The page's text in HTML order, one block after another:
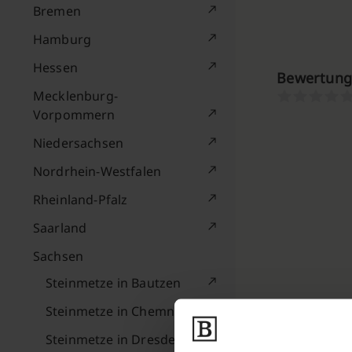
Bremen
Hamburg
Hessen
Mecklenburg-
Vorpommern
Niedersachsen
Nordrhein-Westfalen
Rheinland-Pfalz
Saarland
Sachsen
Steinmetze in Bautzen
Steinmetze in Chemnitz
Steinmetze in Dresden